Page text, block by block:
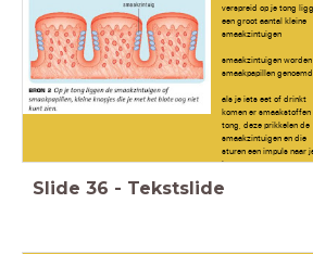
verspreid op je tong
een groot aantal kleine
smaakzintuigen
smaakzintuigen worden
smaakpapillen genoemd
als je iets eet of drinkt
komen er smaakstoffen
tong, deze prikkelen de
smaakzintuigen en die
sturen een impuls naar
hersenen
Slide 36 - Tekstslide